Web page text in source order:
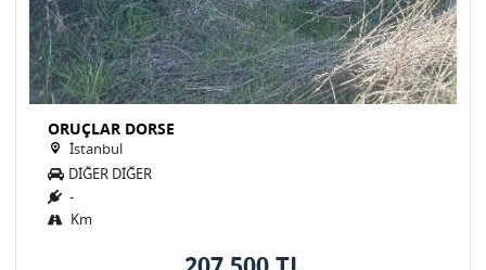
ORUÇLAR DORSE
İstanbul
DİĞER DİĞER
-
Km